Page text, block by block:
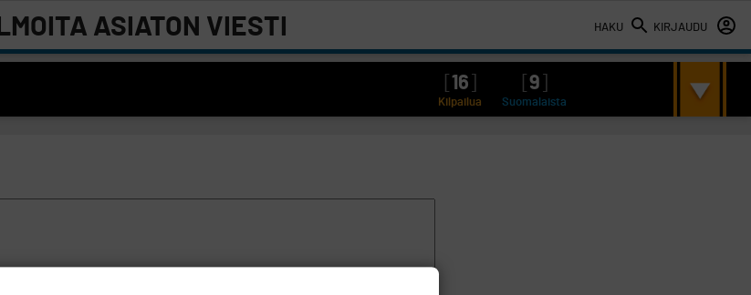
HAKU KIRJAUDU
ILMOITA ASIATON VIESTI
16 9
Kilpailua Suomalaista